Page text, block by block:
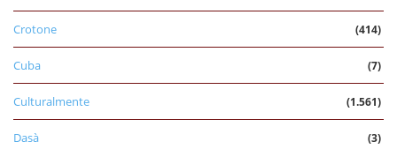
Crotone (414)
Cuba (7)
Culturalmente (1.561)
Dasà (3)